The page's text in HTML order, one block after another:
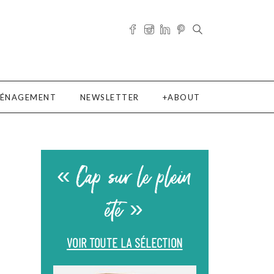
NEWSLETTER ABOUT
« Cap sur le plein
été »
VOIR TOUTE LA SÉLECTION